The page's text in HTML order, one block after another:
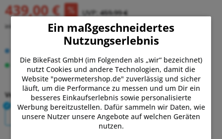
439,00 € UVP: 459,99 €
inkl. MwSt. zzgl. Versandkosten
Auf Lager.Lieferung Di, 11.08. - Do, 13.08.
Version:
DUO UNO
Ein maßgeschneidertes
Nutzungserlebnis
Die BikeFast GmbH (im Folgenden als „wir“ bezeichnet)
nutzt Cookies und andere Technologien, damit die
Website "powermetershop.de" zuverlässig und sicher
läuft, um die Performance zu messen und um Dir ein
besseres Einkaufserlebnis sowie personalisierte
Werbung bereitzustellen. Dafür sammeln wir Daten, wie
unsere Nutzer unsere Angebote auf welchen Geräten
nutzen.